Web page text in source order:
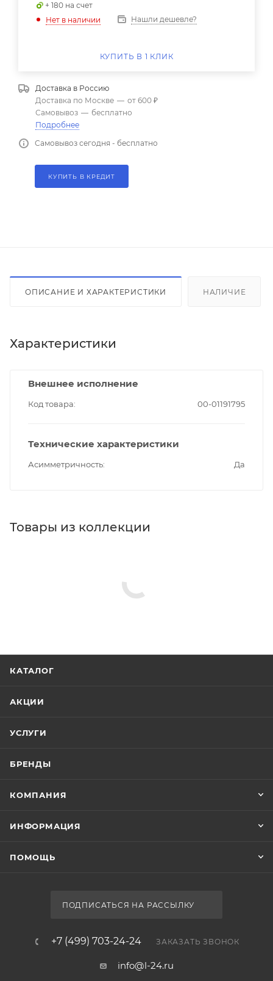
+ 180 на счет
Нет в наличии
Нашли дешевле?
КУПИТЬ В 1 КЛИК
Доставка в Россию
Доставка по Москве — от 600 ₽
Самовывоз — бесплатно
Подробнее
Самовывоз сегодня - бесплатно
КУПИТЬ В КРЕДИТ
ОПИСАНИЕ И ХАРАКТЕРИСТИКИ НАЛИЧИЕ
Характеристики
Внешнее исполнение
Код товара 00-01191795
Технические характеристики
Асимметричность Да
Товары из коллекции
КАТАЛОГ
АКЦИИ
УСЛУГИ
БРЕНДЫ
КОМПАНИЯ
ИНФОРМАЦИЯ
ПОМОЩЬ
ПОДПИСАТЬСЯ НА РАССЫЛКУ
+7 (499) 703-24-24 ЗАКАЗАТЬ ЗВОНОК
info@l-24.ru